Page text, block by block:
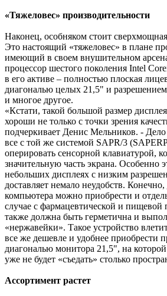
«Тяжеловес» производительности
Наконец, особняком стоит
Это настоящий «тяжеловес» в плане
имеющий в своем внушительном
процессор шестого поколения Intel
в его активе – полностью плоская
диагональю целых 21,5" и
и многое другое.
«Кстати, такой большой размер
хороши не только с точки зрения
подчеркивает Денис Мельников. -
все с той же системой SAPR/3
оперировать сенсорной клавиатурой,
значительную часть экрана. Особенно
небольших дисплеях с низким
доставляет немало неудобств.
компьютера можно приобрести и
случае с фармацевтической и
также должна быть герметична и
«нержавейки». Такое устройство
все же дешевле и удобнее приобрести
диагональю монитора 21,5", на которой
уже не будет «съедать» столько
Ассортимент растет